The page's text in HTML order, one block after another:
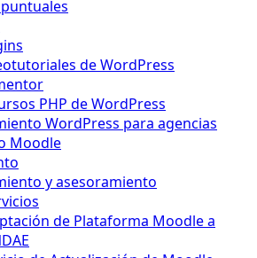
de WordPress
PHP de WordPress
WordPress para agencias
Moodle
y asesoramiento
de Plataforma Moodle a